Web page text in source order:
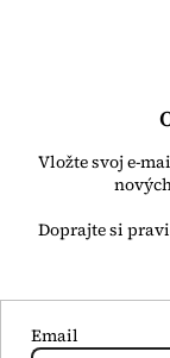
Vložte svoj e-
Email